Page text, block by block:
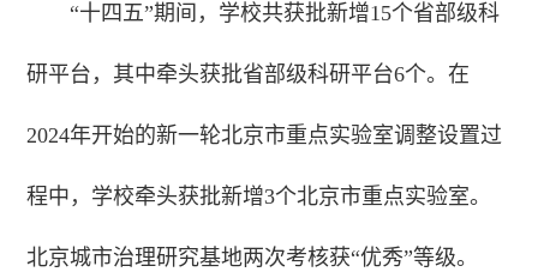
“十四五”期间，学校共获批新增15个省部级科
研平台，其中牵头获批省部级科研平台6个。在
2024年开始的新一轮北京市重点实验室调整设置过
程中，学校牵头获批新增3个北京市重点实验室。
北京城市治理研究基地两次考核获“优秀”等级。